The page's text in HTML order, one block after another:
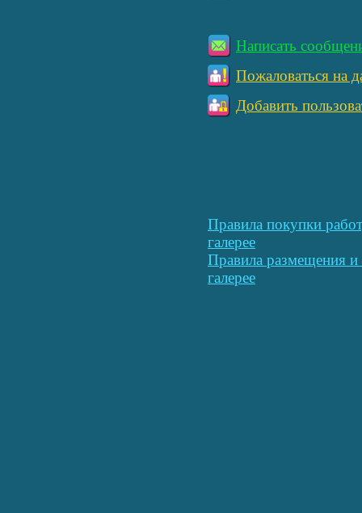
Написать
Пожаловаться на
Добавить
Правила покупки
галерее
Правила размещения
галерее